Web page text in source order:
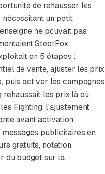
de rehausser les
nécessitant un petit
ne pouvait pas
SteerFox
en 5 étapes :
de vente, ajuster les prix
puis activer les campagnes
rehaussait les prix là où
Fighting, l'ajustement
avant activation
publicitaires en
gratuits, notation
du budget sur la